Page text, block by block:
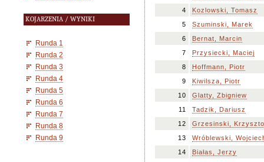
KOJARZENIA / WYNIKI
Runda 1
Runda 2
Runda 3
Runda 4
Runda 5
Runda 6
Runda 7
Runda 8
Runda 9
4
Kozlowski, Tomasz
5
Szuminski, Marek
6
Bernat, Marcin
7
Przysiecki, Maciej
8
Hoffmann, Piotr
9
Kiwilsza, Piotr
10
Glatty, Zbigniew
11
Tadzik, Dariusz
12
Grzesinski,
13
Wróblewski,
14
Białas, Jerzy